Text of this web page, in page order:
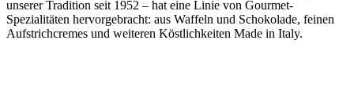
unserer Tradition seit 1952 – hat eine Linie von Gourmet-
Spezialitäten hervorgebracht: aus Waffeln und Schokolade, feinen
Aufstrichcremes und weiteren Köstlichkeiten Made in Italy.